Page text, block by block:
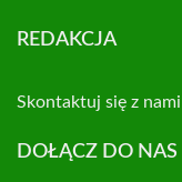
REDAKCJA
Skontaktuj się z
DOŁĄCZ DO NAS